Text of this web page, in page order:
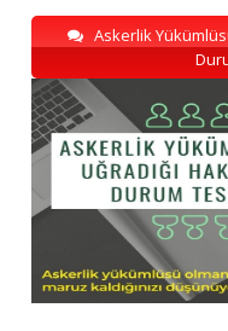
Askerlik